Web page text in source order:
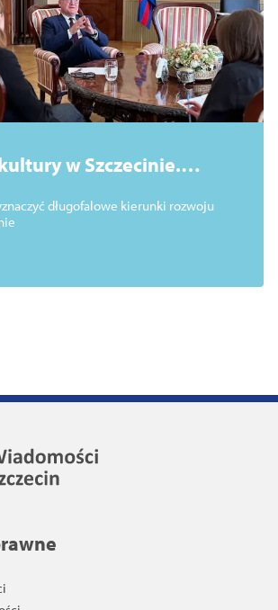
w Szczecinie.
długofalowe kierunki rozwoju